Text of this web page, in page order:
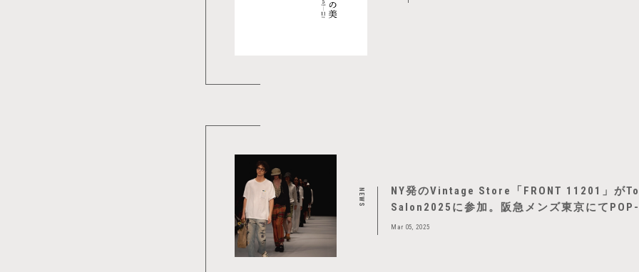
NEWS
NY発のVintage Store「FRONT 11201」が
Salon2025に参加。阪急メンズ東京にてPOP-
催
Mar 05, 2025